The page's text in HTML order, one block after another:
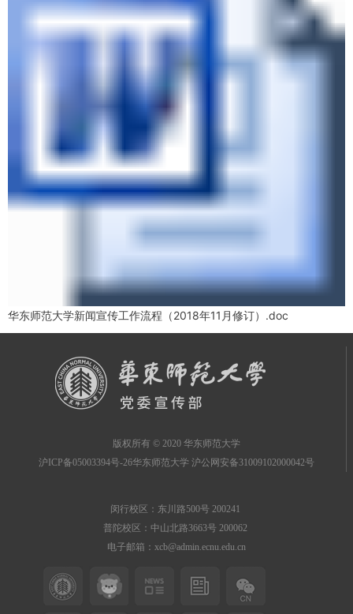
华东师范大学新闻宣传工作流程（2018年11月修订）.doc
版权所有 © 2020 华东师范大学
沪ICP备05003394号-26华东师范大学 沪公网安备31009102000042号
闵行校区：东川路500号 200241
普陀校区：中山北路3663号 200062
电子邮箱：xcb@admin.ecnu.edu.cn